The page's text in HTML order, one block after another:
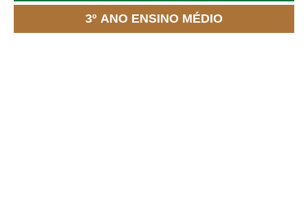
3º ANO ENSINO MÉDIO